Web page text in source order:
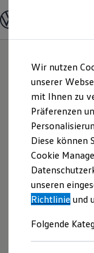
Hauptinhalt
springen
Footer
springen
Modelle und
Modelle
ENERGY
SUV und
Kombis
Schnell
Angebote und
Aktuelle
E-Auto-
Junge
Wir nutzen
unserer
mit Ihnen zu
Präferenzen
Diese können
Cookie
unseren
Richtlinie und
Folgende